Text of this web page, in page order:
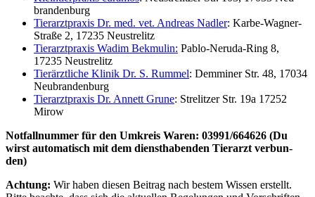
bran­den­burg
Tier­arzt­pra­xis Dr. med. vet. Andre­as Nad­ler: Kar­be-Wag­ner-
Stra­ße 2, 17235 Neu­stre­litz
Tier­arzt­pra­xis Wadim Bek­mu­lin: Pablo-Neru­da-Ring 8,
17235 Neu­stre­litz
Tier­ärzt­li­che Kli­nik Dr. S. Rum­mel: Dem­mi­ner Str. 48, 17034
Neu­bran­den­burg
Tier­arzt­pra­xis Dr. Annett Gru­ne: Stre­lit­zer Str. 19a 17252
Mirow
Not­fall­num­mer für den Umkreis Waren: 03991/664626 (Du
wirst auto­ma­tisch mit dem dienst­ha­ben­den Tier­arzt ver­bun­
den)
Ach­tung: Wir haben die­sen Bei­trag nach bes­tem Wis­sen erstellt.